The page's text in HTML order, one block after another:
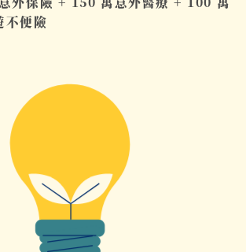
不便險